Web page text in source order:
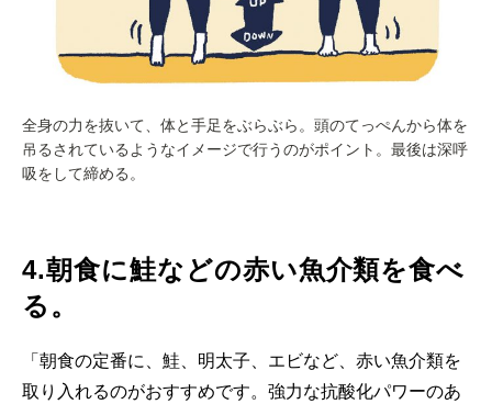
全身の力を抜いて、体と手足をぶらぶら。頭のてっぺんから体を
吊るされているようなイメージで行うのがポイント。最後は深呼
吸をして締める。
4.朝食に鮭などの赤い魚介類を食べ
る。
「朝食の定番に、鮭、明太子、エビなど、赤い魚介類を
取り入れるのがおすすめです。強力な抗酸化パワーのあ